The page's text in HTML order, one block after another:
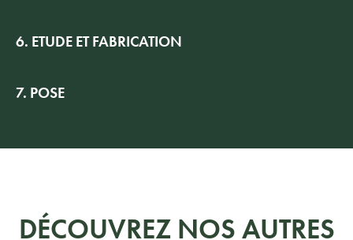
6. ETUDE ET FABRICATION
7. POSE
DÉCOUVREZ NOS AUTRES